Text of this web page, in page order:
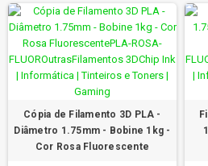
Cópia de Filamento 3D PLA -
Diâmetro 1.75mm - Bobine 1kg -
Cor Rosa Fluorescente